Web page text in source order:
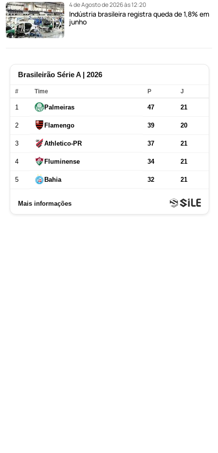
4 de Agosto de 2026 às 12:20
Indústria brasileira registra queda de 1,8% em
junho